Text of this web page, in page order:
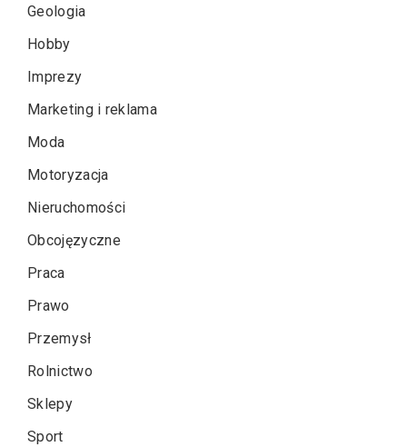
Geologia
Hobby
Imprezy
Marketing i reklama
Moda
Motoryzacja
Nieruchomości
Obcojęzyczne
Praca
Prawo
Przemysł
Rolnictwo
Sklepy
Sport